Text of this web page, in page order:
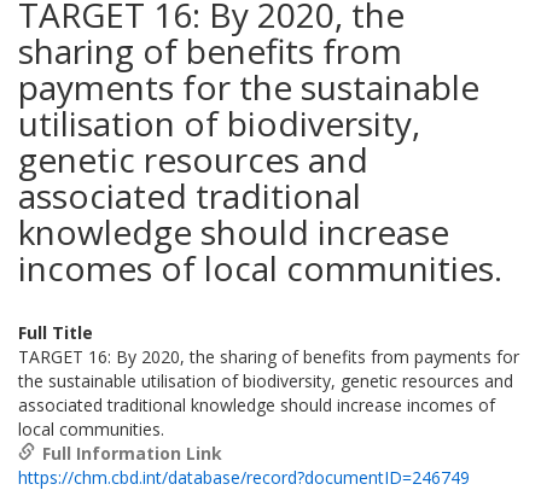
TARGET 16: By 2020, the
sharing of benefits from
payments for the sustainable
utilisation of biodiversity,
genetic resources and
associated traditional
knowledge should increase
incomes of local communities.
Full Title
TARGET 16: By 2020, the sharing of benefits from payments for
the sustainable utilisation of biodiversity, genetic resources and
associated traditional knowledge should increase incomes of
local communities.
Full Information Link
https://chm.cbd.int/database/record?documentID=246749